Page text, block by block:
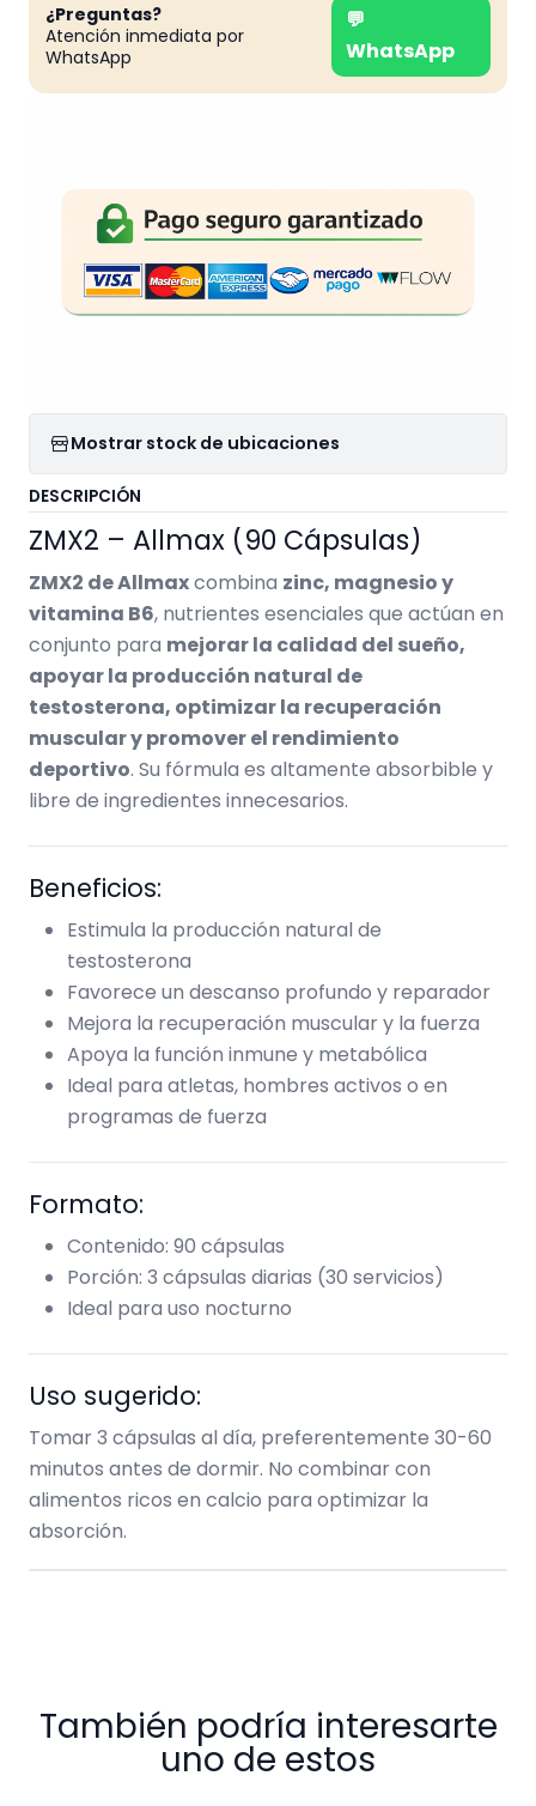
¿Preguntas?
Atención inmediata por
WhatsApp
💬
WhatsApp
Mostrar stock de ubicaciones
DESCRIPCIÓN
ZMX2 – Allmax (90 Cápsulas)
ZMX2 de Allmaxcombina zinc, magnesio y
vitamina B6, nutrientes esenciales que actúan en
conjunto para mejorar la calidad del sueño,
apoyar la producción natural de
testosterona, optimizar la recuperación
muscular y promover el rendimiento
deportivo. Su fórmula es altamente absorbible y
libre de ingredientes innecesarios.
Beneficios:
Estimula la producción natural de
testosterona
Favorece un descanso profundo y reparador
Mejora la recuperación muscular y la fuerza
Apoya la función inmune y metabólica
Ideal para atletas, hombres activos o en
programas de fuerza
Formato:
Contenido: 90 cápsulas
Porción: 3 cápsulas diarias (30 servicios)
Ideal para uso nocturno
Uso sugerido:
Tomar 3 cápsulas al día, preferentemente 30-60
minutos antes de dormir. No combinar con
alimentos ricos en calcio para optimizar la
absorción.
También podría interesarte
uno de estos